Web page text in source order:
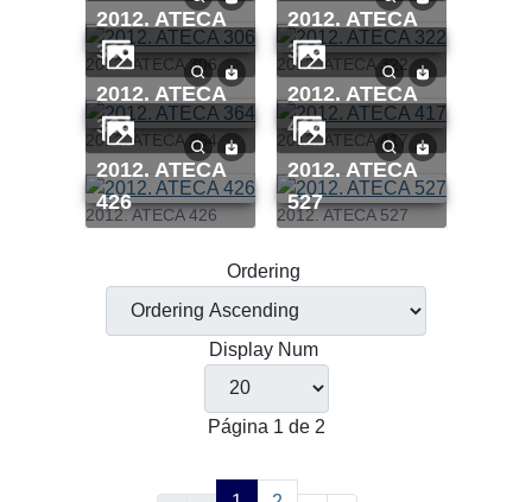
2012. ATECA 306
2012. ATECA
306
2012. ATECA 322
2012. ATECA
322
2012. ATECA 364
2012. ATECA
364
2012. ATECA 417
2012. ATECA
417
2012. ATECA 426
2012. ATECA
426
2012. ATECA 527
2012. ATECA
527
Ordering
Display Num
Página 1 de 2